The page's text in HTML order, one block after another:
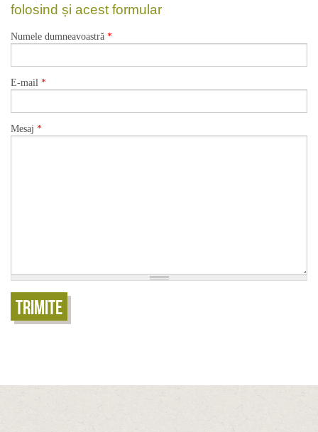
folosind și acest formular
Numele dumneavoastră *
E-mail *
Mesaj *
Trimite